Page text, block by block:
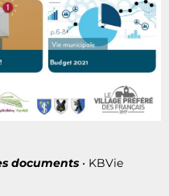
documents • KBVie